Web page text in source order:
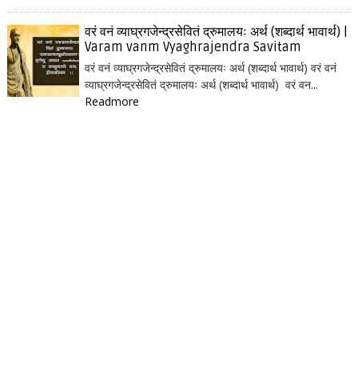
वरं वनं व्याघ्रगजेन्द्रसेवितं द्रुमालयः अर्थ (शब्दार्थ भावार्थ) |
Varam vanm Vyaghrajendra Savitam
वरं वनं व्याघ्रगजेन्द्रसेवितं द्रुमालयः अर्थ (शब्दार्थ भावार्थ) वरं वनं
व्याघ्रगजेन्द्रसेवितं द्रुमालयः अर्थ (शब्दार्थ भावार्थ) वरं वन...
Readmore